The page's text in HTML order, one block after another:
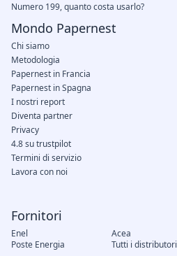
Fornitori
Enel Acea
Poste Energia
Tutti i distributori
Numero 199, quanto costa usarlo?
Mondo Papernest
Chi siamo
Metodologia
Papernest in Francia
Papernest in Spagna
I nostri report
Diventa partner
Privacy
4.8 su trustpilot
Termini di servizio
Lavora con noi